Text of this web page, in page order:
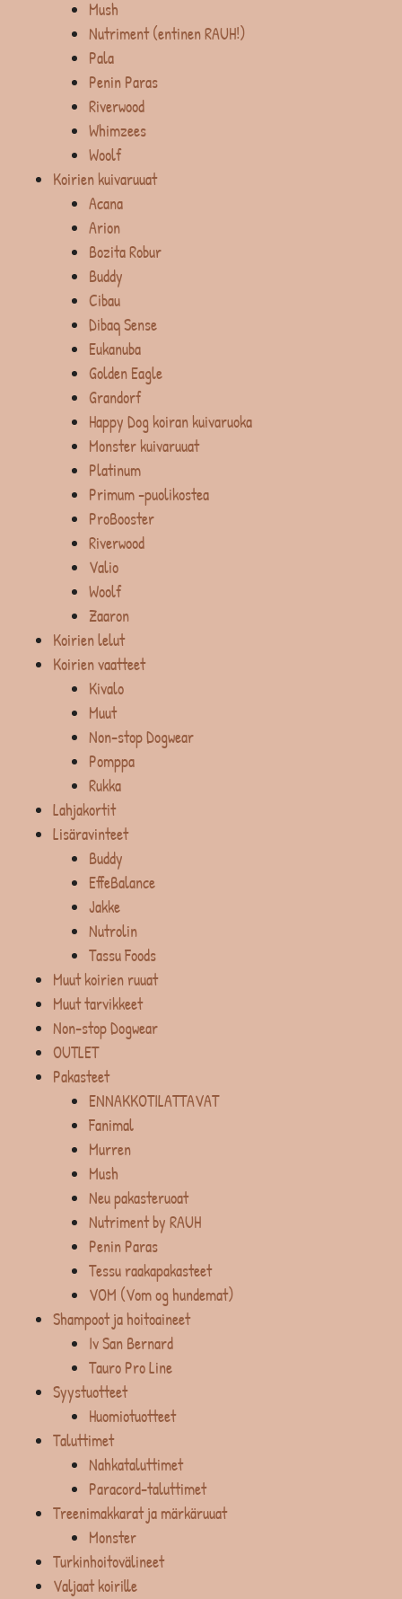
Mush
Nutriment (entinen RAUH!)
Pala
Penin Paras
Riverwood
Whimzees
Woolf
Koirien kuivaruuat
Acana
Arion
Bozita Robur
Buddy
Cibau
Dibaq Sense
Eukanuba
Golden Eagle
Grandorf
Happy Dog koiran kuivaruoka
Monster kuivaruuat
Platinum
Primum -puolikostea
ProBooster
Riverwood
Valio
Woolf
Zaaron
Koirien lelut
Koirien vaatteet
Kivalo
Muut
Non-stop Dogwear
Pomppa
Rukka
Lahjakortit
Lisäravinteet
Buddy
EffeBalance
Jakke
Nutrolin
Tassu Foods
Muut koirien ruuat
Muut tarvikkeet
Non-stop Dogwear
OUTLET
Pakasteet
ENNAKKOTILATTAVAT
Fanimal
Murren
Mush
Neu pakasteruoat
Nutriment by RAUH
Penin Paras
Tessu raakapakasteet
VOM (Vom og hundemat)
Shampoot ja hoitoaineet
Iv San Bernard
Tauro Pro Line
Syystuotteet
Huomiotuotteet
Taluttimet
Nahkataluttimet
Paracord-taluttimet
Treenimakkarat ja märkäruuat
Monster
Turkinhoitovälineet
Valjaat koirille